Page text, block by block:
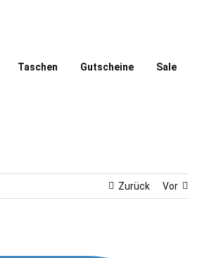
Taschen Gutscheine Sale
Zurück Vor